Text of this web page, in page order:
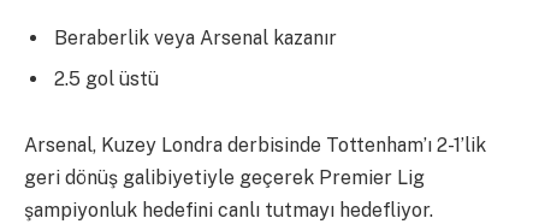
Beraberlik veya Arsenal kazanır
2.5 gol üstü
Arsenal, Kuzey Londra derbisinde Tottenham’ı 2-1’lik
geri dönüş galibiyetiyle geçerek Premier Lig
şampiyonluk hedefini canlı tutmayı hedefliyor.